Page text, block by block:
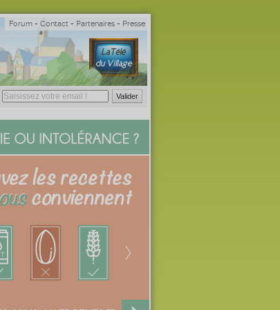
Forum - Contact - Partenaires - Presse